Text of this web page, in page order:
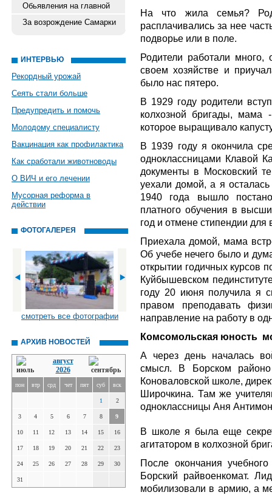
Обьявления на главной
За возрождение Самарки
ИНТЕРВЬЮ
Рекордный урожай
Сеять стали больше
Предупредить и помочь
Молодому специалисту
Вакцинация как профилактика
Как сработали животноводы
О ВИЧ и его лечении
Мусорная реформа в
действии
ФОТОГАЛЕРЕЯ
смотреть все фотографии
АРХИВ НОВОСТЕЙ
август
2026
пон втр срд чет пят суб вск
1 2
3 4 5 6 7 8 9
10 11 12 13 14 15 16
17 18 19 20 21 22 23
24 25 26 27 28 29 30
31
На что жила семья?
расплачивались за нее
подворье или в поле.
Родители работали
своем хозяйстве и
было нас пятеро.
В 1929 году родители
колхозной бригады, мама
которое выращивало
В 1939 году я окончила
одноклассницами Клавой
документы в Московский
уехали домой, а я
1940 года вышло
платного обучения в
год и отмене стипендии для
Приехала домой, мама
Об учебе нечего было и
открытии годичных курсов
Куйбышевском
году 20 июня получила я
правом преподавать
направление на работу в
Комсомольская юность
А через день началась
смысл. В Борском
Коноваловской школе,
Широчкина. Там же
одноклассницы Аня
В школе я была еще
агитатором в колхозной
После окончания
Борский райвоенкомат.
мобилизовали в армию, а